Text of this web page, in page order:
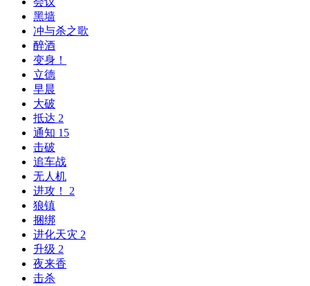
黑墙
冲与杀之歌
醉酒
变身！
立德
早晨
大破
抵达 2
通知 15
击破
追车战
无人机
进攻！ 2
狼镇
捆绑
进化天灾 2
升级 2
夜来香
击杀